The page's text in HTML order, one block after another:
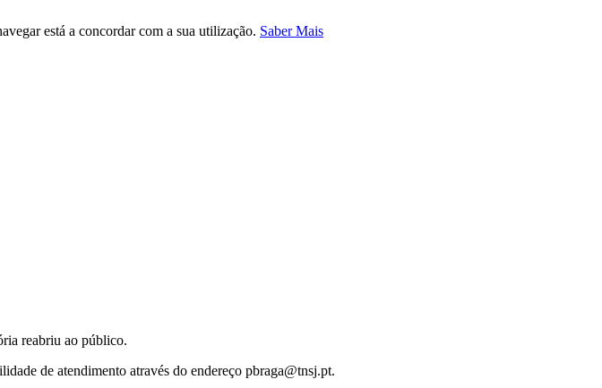
está a concordar com a sua utilização. Saber Mais
reabriu ao público.
de atendimento através do endereço pbraga@tnsj.pt.